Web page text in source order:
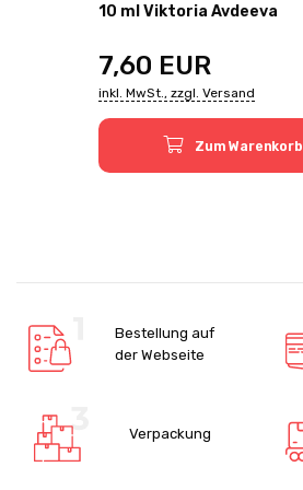
10 ml Viktoria Avdeevа
7,60 EUR
inkl. MwSt., zzgl. Versand
Zum Warenkorb
Bestellung auf
der Webseite
Verpackung